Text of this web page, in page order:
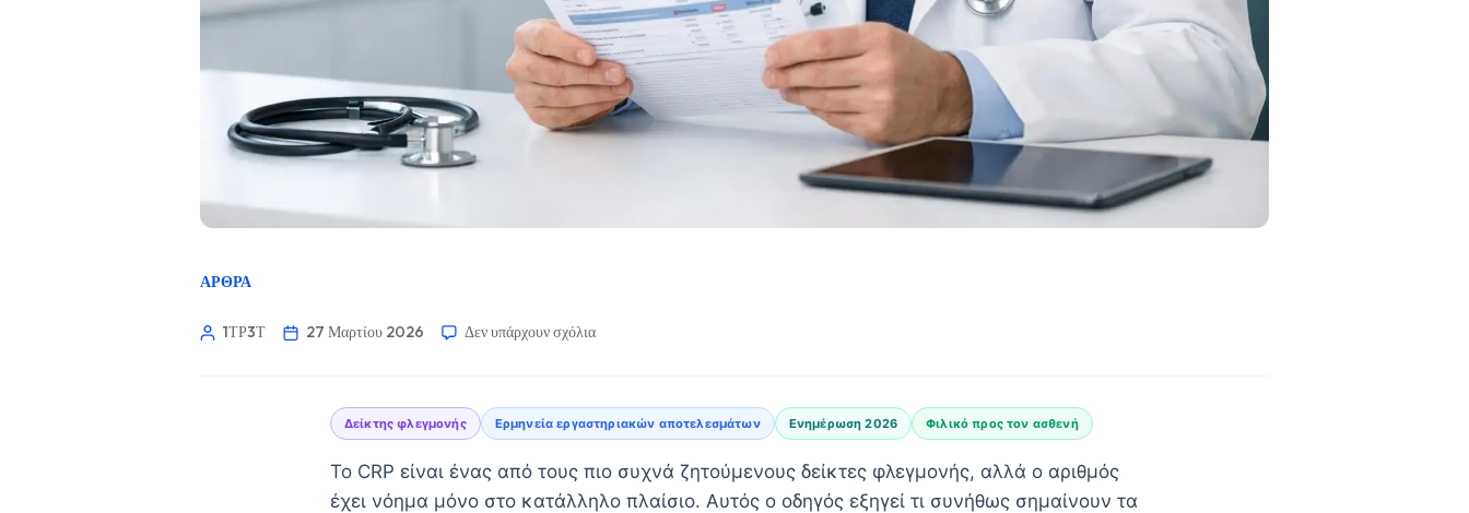
ΆΡΘΡΑ
1ΤΡ3Τ 27 Μαρτίου 2026 Δεν υπάρχουν σχόλια
Δείκτης φλεγμονής Ερμηνεία εργαστηριακών αποτελεσμάτων Ενημέρωση 2026 Φιλικό προς τον ασθενή
Το CRP είναι ένας από τους πιο συχνά ζητούμενους δείκτες φλεγμονής, αλλά ο αριθμός
έχει νόημα μόνο στο κατάλληλο πλαίσιο. Αυτός ο οδηγός εξηγεί τι συνήθως σημαίνουν τα